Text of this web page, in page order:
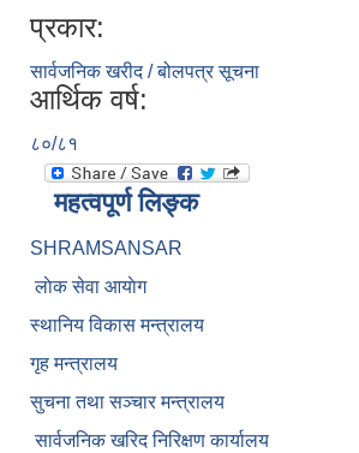
प्रकार:
सार्वजनिक खरीद / बोलपत्र सूचना
आर्थिक वर्ष:
८०/८१
महत्वपूर्ण लिङ्क
SHRAMSANSAR
लाेक सेवा आयाेग
स्थानिय विकास मन्त्रालय
गृह मन्त्रालय
सुचना तथा सञ्चार मन्त्रालय
सार्वजनिक खरिद निरिक्षण कार्यालय